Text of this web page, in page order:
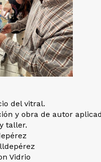
del vitral.
y obra de autor
taller.
Vidrio